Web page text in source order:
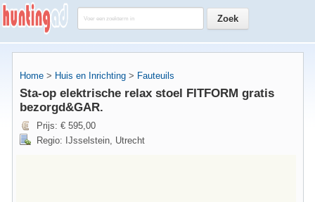
Home > Huis en Inrichting > Fauteuils
Sta-op elektrische relax stoel FITFORM gratis
bezorgd&GAR.
Prijs: € 595,00
Regio: IJsselstein, Utrecht